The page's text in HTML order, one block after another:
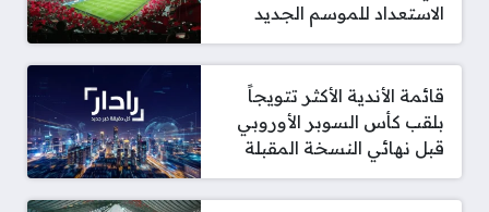
الاستعداد للموسم الجديد
قائمة الأندية الأكثر تتويجاً
بلقب كأس السوبر الأوروبي
قبل نهائي النسخة المقبلة